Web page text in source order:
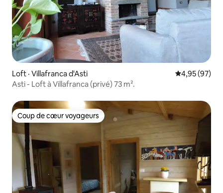
Loft · Villafranca d'Asti Note
4,95 (97)
Asti - Loft à Villafranca (privé) 73 m².
Coup de cœur voyageurs
Coup de cœur voyageurs